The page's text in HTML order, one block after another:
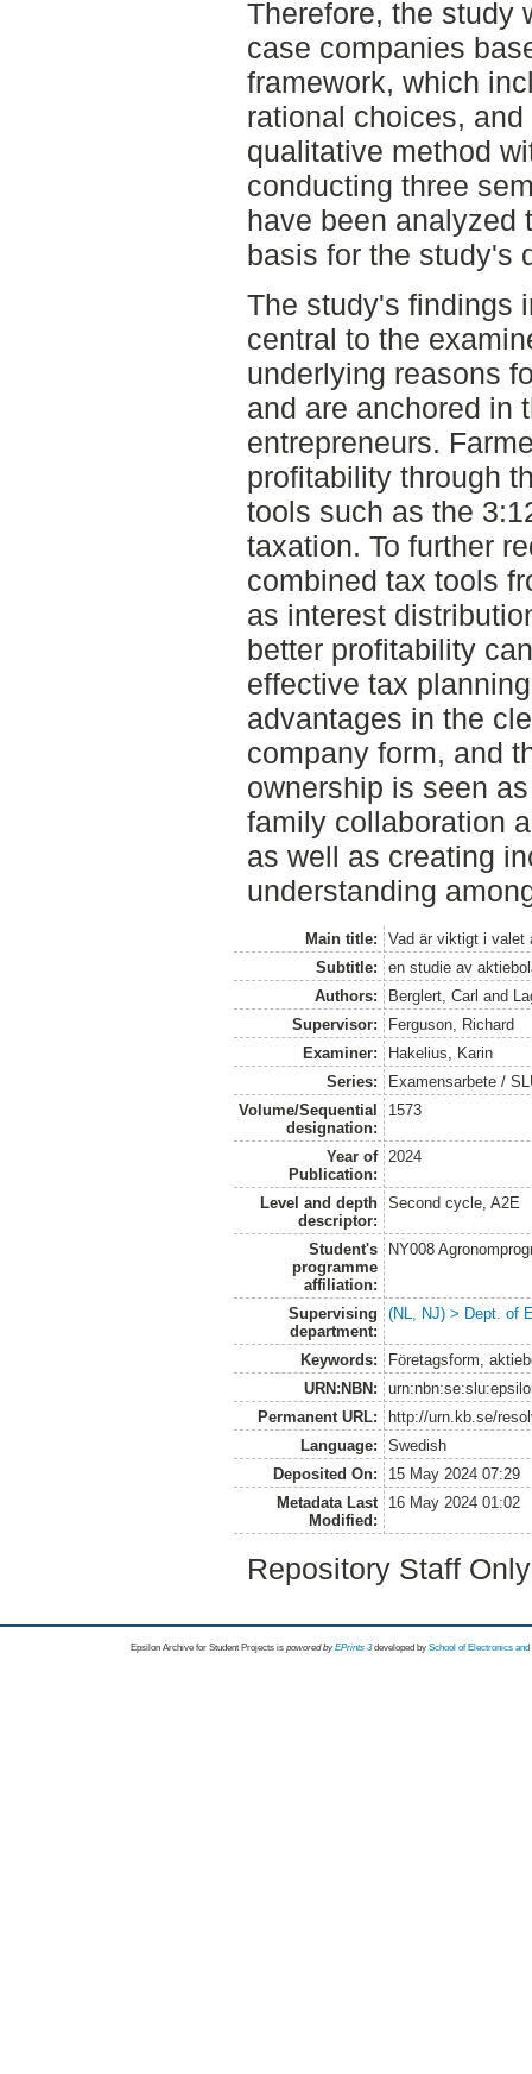
Therefore, the study
case companies
framework, which
rational choices,
qualitative method
conducting three
have been analyzed
basis for the study's
The study's findings
central to the
underlying reasons
and are anchored in
entrepreneurs.
profitability through
tools such as the
taxation. To further
combined tax tools
as interest
better profitability
effective tax
advantages in the
company form, and
ownership is seen
family collaboration
as well as creating
understanding
Main title:
Vad är viktigt i valet
Subtitle:
en studie av
Authors:
Berglert, Carl and
Supervisor:
Ferguson, Richard
Examiner:
Hakelius, Karin
Series:
Examensarbete /
Volume/Sequential
designation:
1573
Year of
Publication:
2024
Level and depth
descriptor:
Second cycle, A2E
Student's
programme
affiliation:
NY008
Supervising
department:
(NL, NJ) > Dept. of
Keywords:
Företagsform,
URN:NBN:
Permanent URL:
http://urn.kb.se/
Language:
Swedish
Deposited On:
15 May 2024 07:29
Metadata Last
Modified:
16 May 2024 01:02
Repository Staff
Epsilon Archive for Student Projects is powored byEPrints 3 developed by School of Electronics